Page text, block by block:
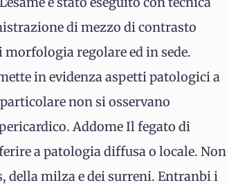
di mezzo di contrasto
regolare ed in sede.
in evidenza aspetti patologici a
non si osservano
Addome Il fegato di
a patologia diffusa o locale. Non
della milza e dei surreni. Entranbi i